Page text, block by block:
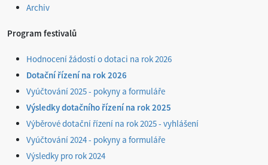
Archiv
Program festivalů
Hodnocení žádostí o dotaci na rok 2026
Dotační řízení na rok 2026
Vyúčtování 2025 - pokyny a formuláře
Výsledky dotačního řízení na rok 2025
Výběrové dotační řízení na rok 2025 - vyhlášení
Vyúčtování 2024 - pokyny a formuláře
Výsledky pro rok 2024